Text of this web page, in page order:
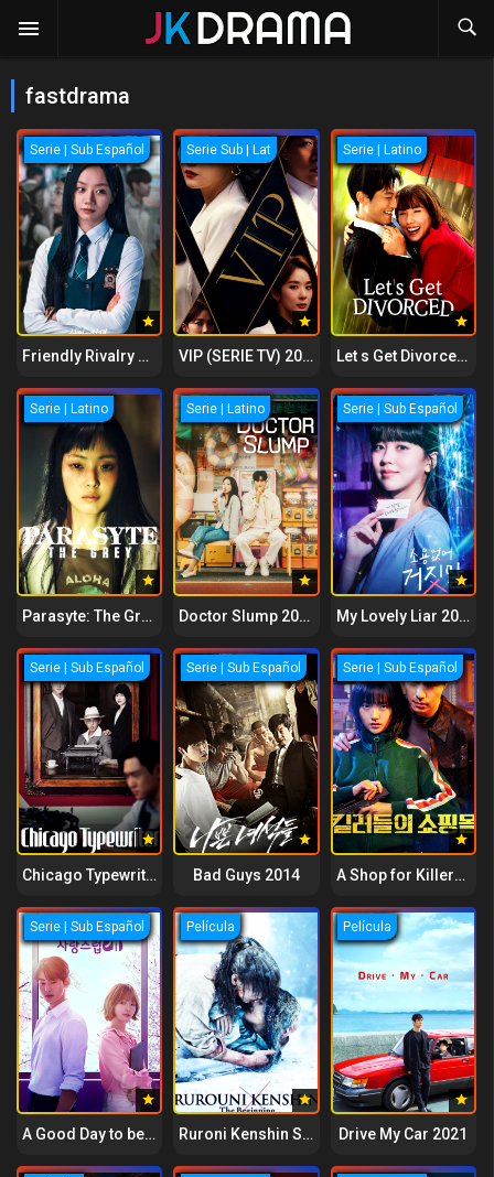
fastdrama
Serie | Sub Español
Friendly Rivalry 2025
Serie Sub | Lat
VIP (SERIE TV) 2019
Serie | Latino
Let s Get Divorced 2023
Serie | Latino
Parasyte: The Grey 2024
Serie | Latino
Doctor Slump 2024
Serie | Sub Español
My Lovely Liar 2023
Serie | Sub Español
Chicago Typewrite 2017
Serie | Sub Español
Bad Guys 2014
Serie | Sub Español
A Shop for Killers 2024
Serie | Sub Español
A Good Day to be a Dog 2023
Película
Ruroni Kenshin Sai shusho The Beginning 2021
Película
Drive My Car 2021